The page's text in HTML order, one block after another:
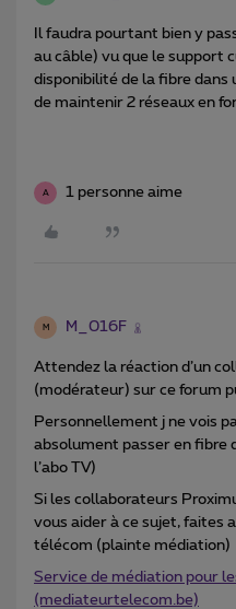
Il faudra pourtant bien y
au câble) vu que le support
disponibilité de la fibre dans
de maintenir 2 réseaux en
A 1 personne aime
M M_016F
Attendez la réaction d’un
(modérateur) sur ce forum
Personnellement j ne vois
absolument passer en fibre
l’abo TV)
Si les collaborateurs
vous aider à ce sujet, faites
télécom (plainte médiation)
Service de médiation pour
(mediateurtelecom.be)